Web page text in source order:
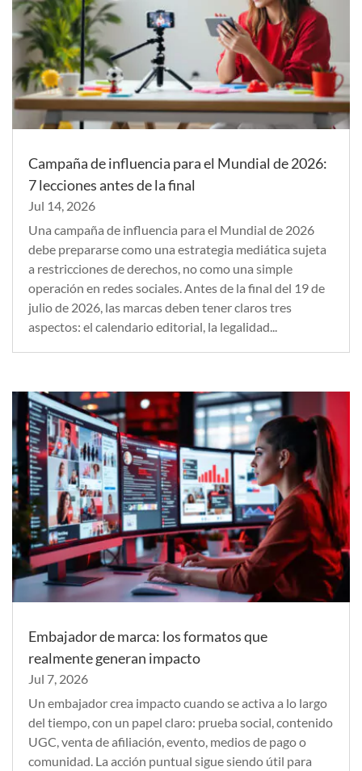
Campaña de influencia para el Mundial de 2026:
7 lecciones antes de la final
Jul 14, 2026
Una campaña de influencia para el Mundial de 2026
debe prepararse como una estrategia mediática sujeta
a restricciones de derechos, no como una simple
operación en redes sociales. Antes de la final del 19 de
julio de 2026, las marcas deben tener claros tres
aspectos: el calendario editorial, la legalidad...
Embajador de marca: los formatos que
realmente generan impacto
Jul 7, 2026
Un embajador crea impacto cuando se activa a lo largo
del tiempo, con un papel claro: prueba social, contenido
UGC, venta de afiliación, evento, medios de pago o
comunidad. La acción puntual sigue siendo útil para